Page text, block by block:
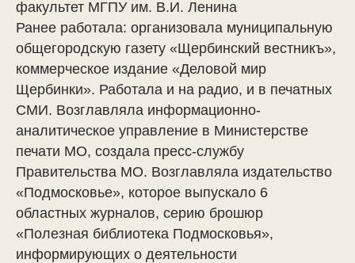
факультет МГПУ им. В.И. Ленина
Ранее работала: организовала муниципальную
общегородскую газету «Щербинский вестникъ»,
коммерческое издание «Деловой мир
Щербинки». Работала и на радио, и в печатных
СМИ. Возглавляла информационно-
аналитическое управление в Министерстве
печати МО, создала пресс-службу
Правительства МО. Возглавляла издательство
«Подмосковье», которое выпускало 6
областных журналов, серию брошюр
«Полезная библиотека Подмосковья»,
информирующих о деятельности